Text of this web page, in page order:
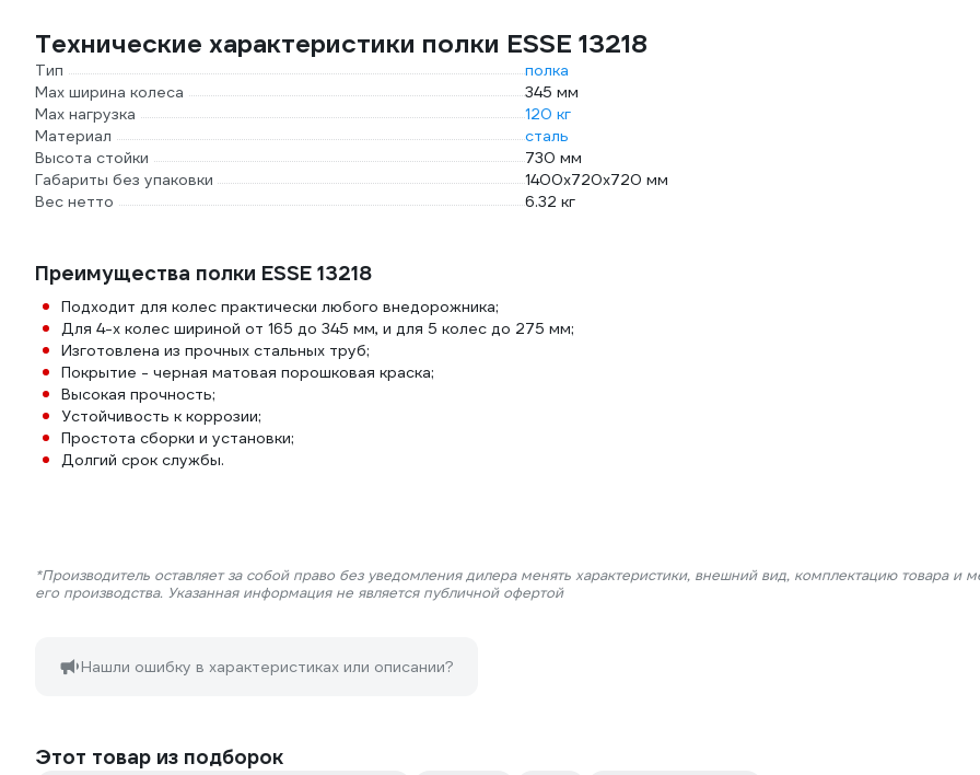
Технические характеристики полки ESSE 13218
Тип
полка
Max ширина колеса
345 мм
Max нагрузка
120 кг
Материал
сталь
Высота стойки
730 мм
Габариты без упаковки
1400х720х720 мм
Вес нетто
6.32 кг
Преимущества полки ESSE 13218
Подходит для колес практически любого внедорожника;
Для 4-х колес шириной от 165 до 345 мм, и для 5 колес до 275 мм;
Изготовлена из прочных стальных труб;
Покрытие - черная матовая порошковая краска;
Высокая прочность;
Устойчивость к коррозии;
Простота сборки и установки;
Долгий срок службы.
*Производитель оставляет за собой право без уведомления дилера менять характеристики, внешний вид, комплектацию товара и
его производства. Указанная информация не является публичной офертой
Нашли ошибку в характеристиках или описании?
Этот товар из подборок